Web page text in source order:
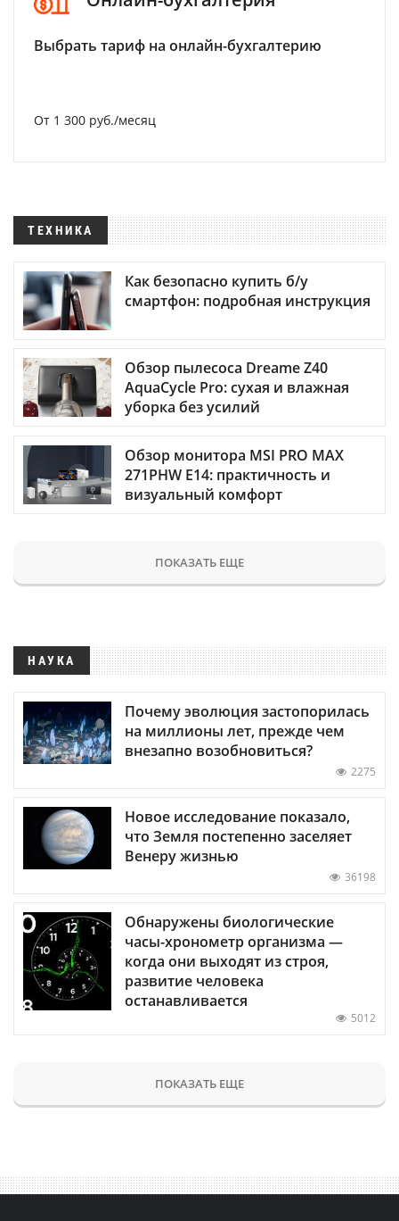
Выбрать тариф на онлайн-бухгалтерию
От 1 300 руб./месяц
ТЕХНИКА
Как безопасно купить б/у
смартфон: подробная инструкция
Обзор пылесоса Dreame Z40
AquaCycle Pro: сухая и влажная
уборка без усилий
Обзор монитора MSI PRO MAX
271PHW E14: практичность и
визуальный комфорт
ПОКАЗАТЬ ЕЩЕ
НАУКА
Почему эволюция застопорилась
на миллионы лет, прежде чем
внезапно возобновиться?
2275
Новое исследование показало,
что Земля постепенно заселяет
Венеру жизнью
36198
Обнаружены биологические
часы-хронометр организма —
когда они выходят из строя,
развитие человека
останавливается
5012
ПОКАЗАТЬ ЕЩЕ